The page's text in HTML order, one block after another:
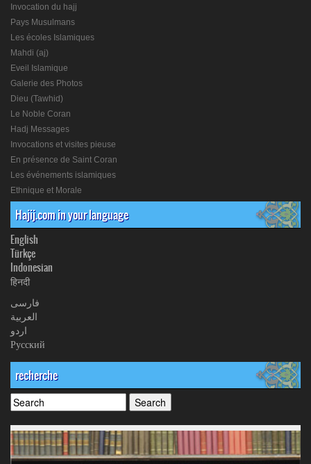
Invocation du hajj
Pays Musulmans
Les écoles Islamiques
Mahdi (aj)
Eveil Islamique
Galerie des Photos
Dieu (Tawhid)
Le Noble Coran
Hadj Messages
Invocations et visites pieuse
En présence de Saint Coran
Les événements islamiques
Ethnique et Morale
Hajij.com in your language
English
Türkçe
Indonesian
हिनदी
فارسی
العربیة
اردو
Русский
recherche